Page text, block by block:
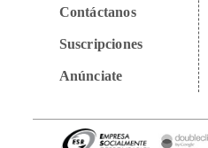
Contáctanos
Suscripciones
Anúnciate